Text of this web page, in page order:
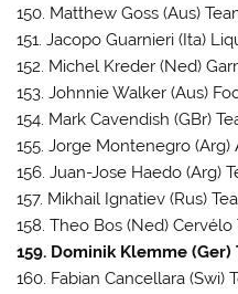
150. Matthew Goss (Aus)
151. Jacopo Guarnieri (Ita)
152. Michel Kreder (Ned)
153. Johnnie Walker (Aus)
154. Mark Cavendish (GBr)
155. Jorge Montenegro (Arg)
156. Juan-Jose Haedo (Arg)
157. Mikhail Ignatiev (Rus)
158. Theo Bos (Ned) Cervélo
159. Dominik Klemme (Ger)
160. Fabian Cancellara (Swi)